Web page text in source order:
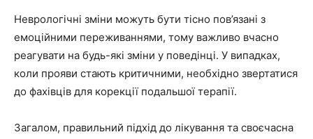
Неврологічні зміни можуть бути тісно пов’язані з
емоційними переживаннями, тому важливо вчасно
реагувати на будь-які зміни у поведінці. У випадках,
коли прояви стають критичними, необхідно звертатися
до фахівців для корекції подальшої терапії.
Загалом, правильний підхід до лікування та своєчасна